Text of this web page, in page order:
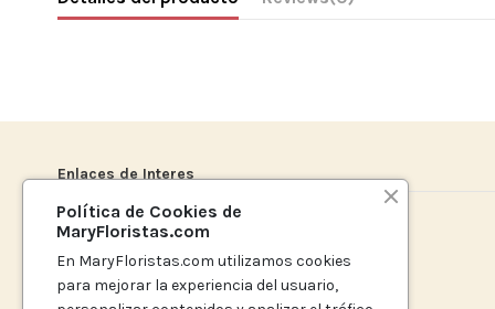
Enlaces de Interes
Politica de Privacidad
Política de Cookies
Términos y Condiciones de Venta y Devolución
Aviso Legal
Política de Cookies de
MaryFloristas.com
En MaryFloristas.com utilizamos cookies
para mejorar la experiencia del usuario,